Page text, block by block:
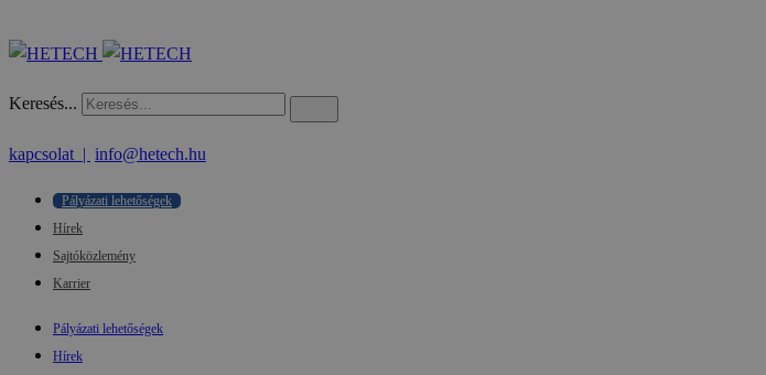
Keresés...
kapcsolat | info@hetech.hu
Pályázati lehetőségek
Hírek
Sajtóközlemény
Karrier
Pályázati lehetőségek
Hírek